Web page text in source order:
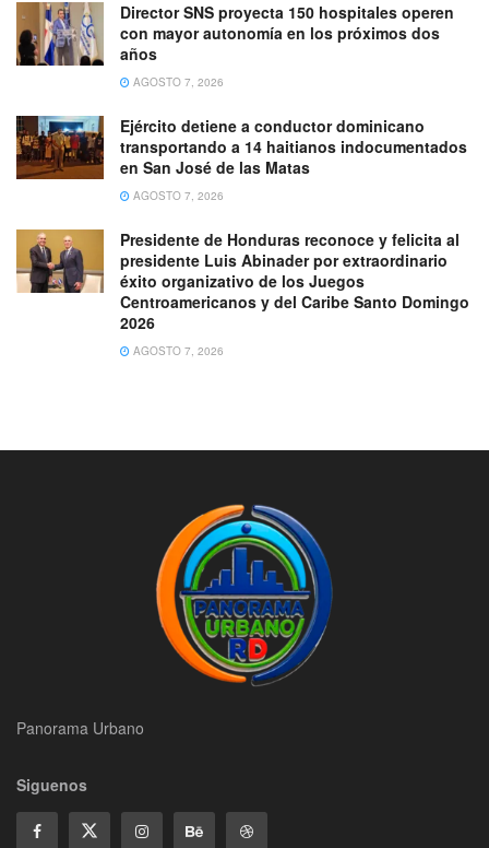
Director SNS proyecta 150 hospitales operen
con mayor autonomía en los próximos dos
años
AGOSTO 7, 2026
Ejército detiene a conductor dominicano
transportando a 14 haitianos indocumentados
en San José de las Matas
AGOSTO 7, 2026
Presidente de Honduras reconoce y felicita al
presidente Luis Abinader por extraordinario
éxito organizativo de los Juegos
Centroamericanos y del Caribe Santo Domingo
2026
AGOSTO 7, 2026
Panorama Urbano
Siguenos